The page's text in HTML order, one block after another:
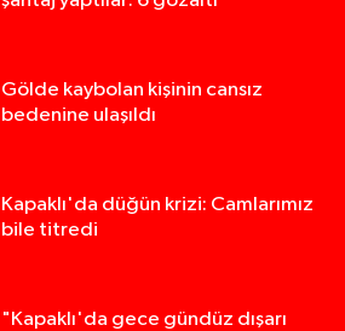
Gölde kaybolan kişinin cansız
bedenine ulaşıldı
Kapaklı'da düğün krizi: Camlarımız
bile titredi
"Kapaklı'da gece gündüz dışarı